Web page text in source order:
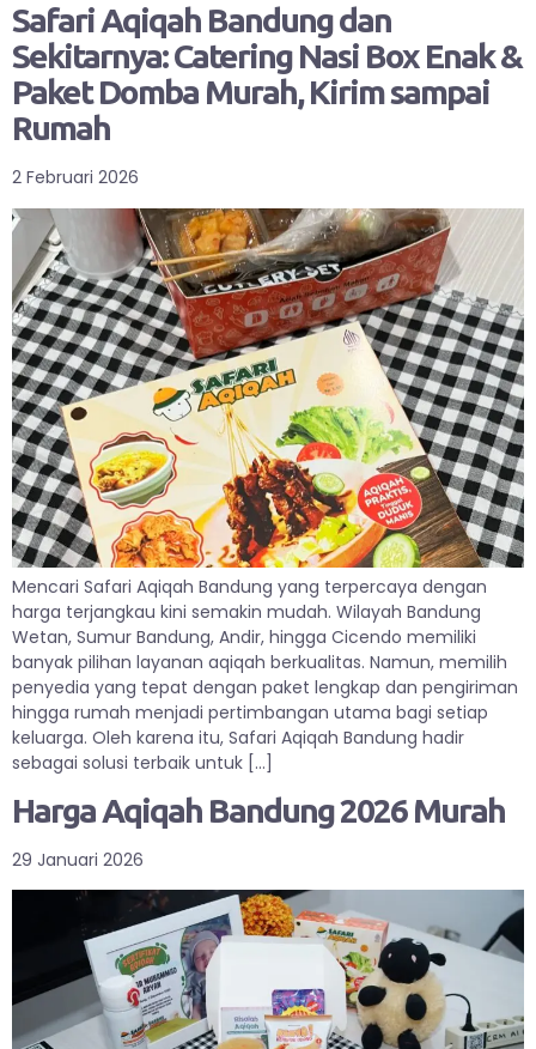
Safari Aqiqah Bandung dan
Sekitarnya: Catering Nasi Box Enak &
Paket Domba Murah, Kirim sampai
Rumah
2 Februari 2026
Mencari Safari Aqiqah Bandung yang terpercaya dengan
harga terjangkau kini semakin mudah. Wilayah Bandung
Wetan, Sumur Bandung, Andir, hingga Cicendo memiliki
banyak pilihan layanan aqiqah berkualitas. Namun, memilih
penyedia yang tepat dengan paket lengkap dan pengiriman
hingga rumah menjadi pertimbangan utama bagi setiap
keluarga. Oleh karena itu, Safari Aqiqah Bandung hadir
sebagai solusi terbaik untuk […]
Harga Aqiqah Bandung 2026 Murah
29 Januari 2026